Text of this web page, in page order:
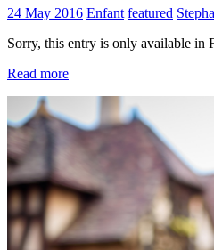
24 May 2016 Enfant featured
Sorry, this entry is only available in
Read more